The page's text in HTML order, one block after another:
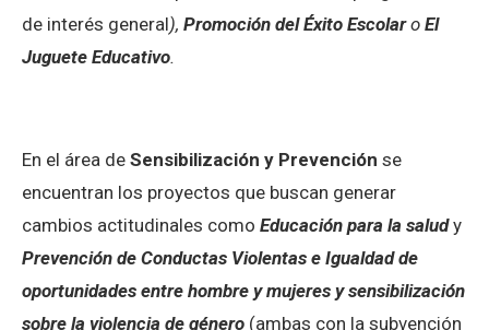
de interés general), Promoción del Éxito Escolaro El
Juguete Educativo.
En el área de Sensibilización y Prevención se
encuentran los proyectos que buscan generar
cambios actitudinales como Educación para la saludy
Prevención de Conductas Violentas e Igualdad de
oportunidades entre hombre y mujeres y sensibilización
sobre la violencia de género (ambas con la subvención